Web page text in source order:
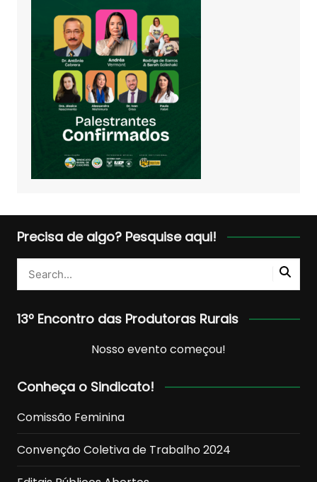
Precisa de algo? Pesquise aqui!
13º Encontro das Produtoras Rurais
Nosso evento começou!
Conheça o Sindicato!
Comissão Feminina
Convenção Coletiva de Trabalho 2024